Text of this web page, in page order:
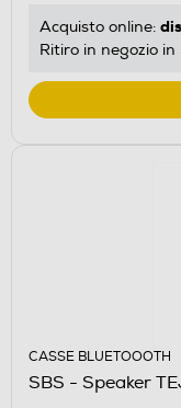
Acquisto online:
Ritiro in negozio
CASSE BLUETOOOTH
SBS - Speaker